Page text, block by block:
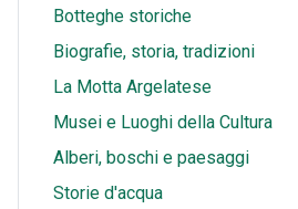
Botteghe storiche
Biografie, storia, tradizioni
La Motta Argelatese
Musei e Luoghi della Cultura
Alberi, boschi e paesaggi
Storie d'acqua